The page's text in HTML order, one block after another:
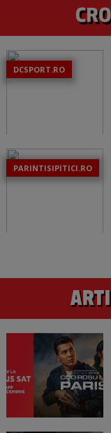
DCSPORT.RO
PARINTISIPITICI.RO